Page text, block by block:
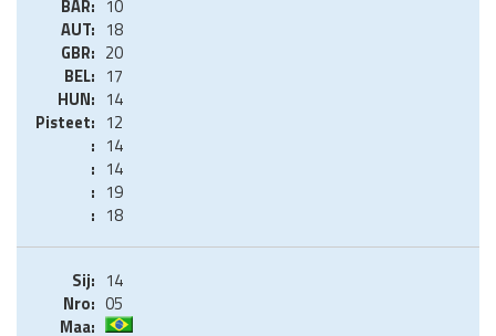
10
18
20
17
14
12
14
14
19
18
14
05